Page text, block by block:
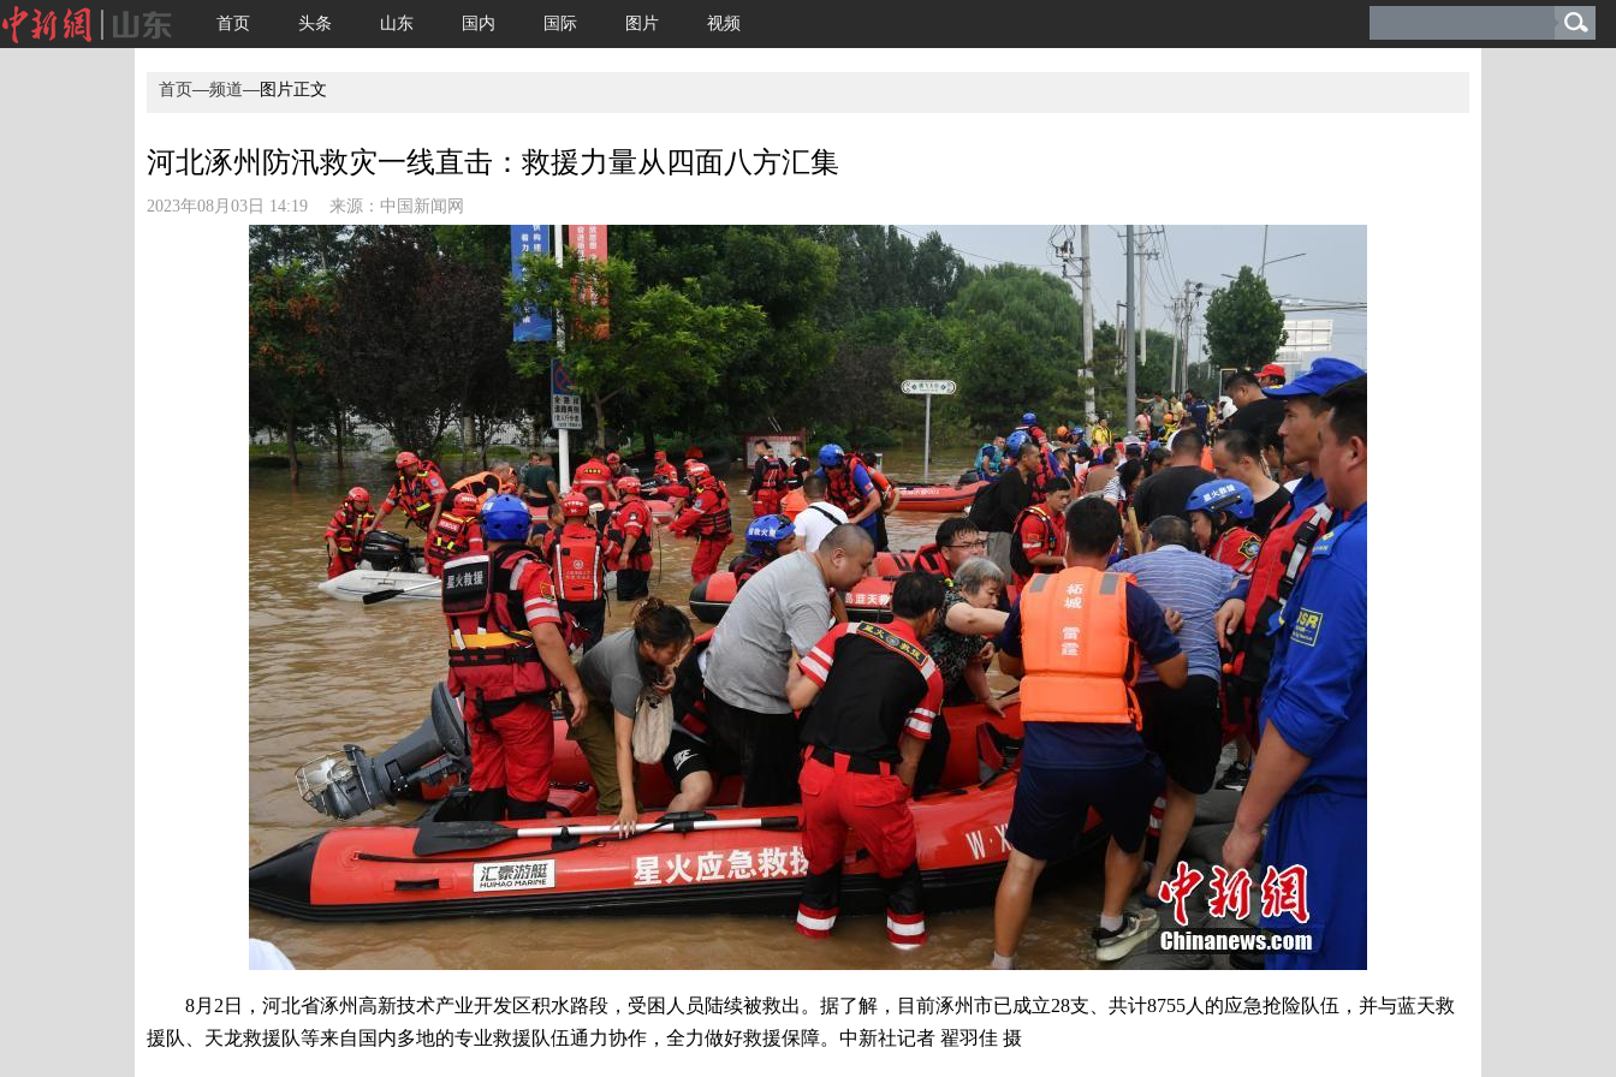
首页 头条 山东 国内 国际 图片 视频
首页—频道—图片正文
河北涿州防汛救灾一线直击：救援力量从四面八方汇集
2023年08月03日 14:19 来源： 中国新闻网
8月2日，河北省涿州高新技术产业开发区积水路段，受困人员陆续被救出。据了解，目前涿州市已成立28支、共计8755人的应急抢险队伍，并与蓝天救
援队、天龙救援队等来自国内多地的专业救援队伍通力协作，全力做好救援保障。中新社记者 翟羽佳 摄